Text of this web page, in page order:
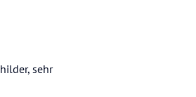
sehr